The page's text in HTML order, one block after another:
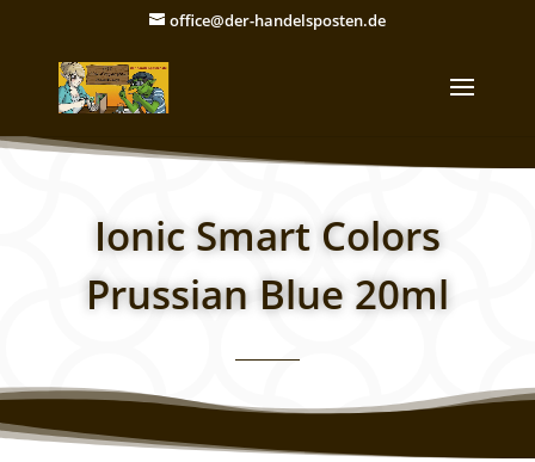
office@der-handelsposten.de
Ionic Smart Colors
Prussian Blue 20ml